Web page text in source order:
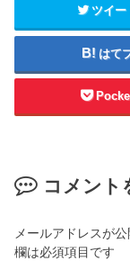
ツイー
はて
コメント
メールアドレスが
欄は必須項目です